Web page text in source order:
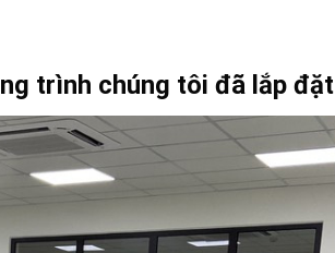
trình chúng tôi đã lắp đặt